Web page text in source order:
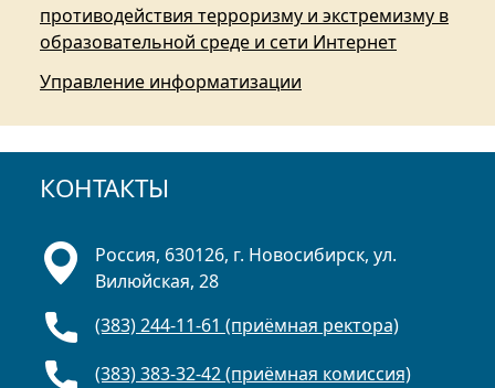
противодействия терроризму и экстремизму в
образовательной среде и сети Интернет
Управление информатизации
КОНТАКТЫ
Россия, 630126, г. Новосибирск, ул.
Вилюйская, 28
(383) 244-11-61 (приёмная ректора)
(383) 383-32-42 (приёмная комиссия)